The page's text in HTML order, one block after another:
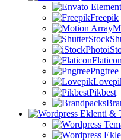
Freepik
Flaticon
Pngtree
Pikbest